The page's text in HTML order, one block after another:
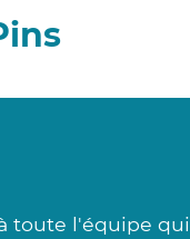
toute l'équipe qui